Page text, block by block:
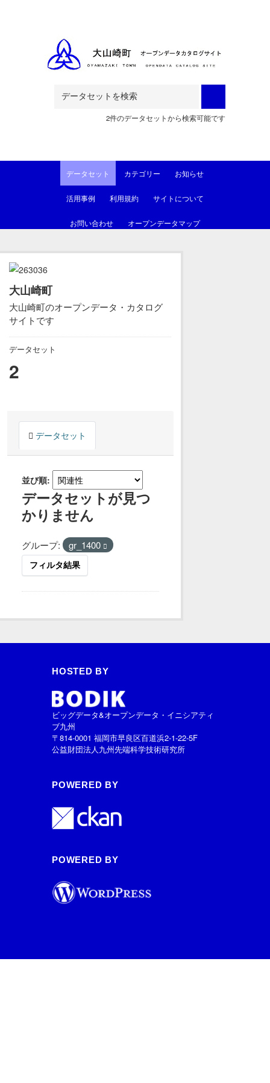
2件のデータセットから検索可能です
データセット カテゴリー お知らせ
活用事例 利用規約 サイトについて
お問い合わせ オープンデータマップ
大山崎町
大山崎町のオープンデータ・カタログ
サイトです
データセット
2
データセット
並び順
データセットが見つ
かりません
グループ: gr_1400
フィルタ結果
HOSTED BY
ビッグデータ&オープンデータ・イニシアティ
ブ九州
〒814-0001 福岡市早良区百道浜2-1-22-5F
公益財団法人九州先端科学技術研究所
POWERED BY
POWERED BY